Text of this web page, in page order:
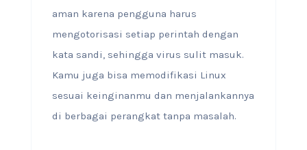
aman karena pengguna harus
mengotorisasi setiap perintah dengan
kata sandi, sehingga virus sulit masuk.
Kamu juga bisa memodifikasi Linux
sesuai keinginanmu dan menjalankannya
di berbagai perangkat tanpa masalah.